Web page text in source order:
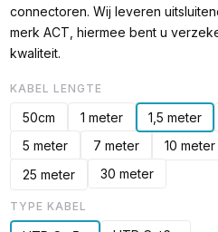
connectoren. Wij leveren
merk ACT, hiermee bent u
kwaliteit.
KABEL LENGTE
50cm 1 meter 1,5 meter
5 meter
7 meter 10 meter
25 meter
30 meter
TYPE KABEL